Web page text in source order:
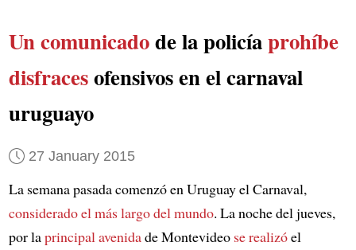
Un comunicadode la policíaprohíbe
disfracesofensivos en el carnaval
uruguayo
27 January 2015
La semana pasada comenzó en Uruguay el Carnaval,
considerado el más largodel mundo. La noche del jueves,
por laprincipal avenidade Montevideo se realizóel